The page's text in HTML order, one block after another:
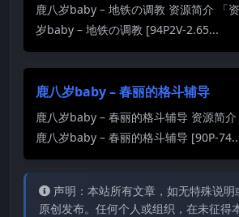
鹿八岁baby – 地铁の调教 资源简介 「
岁baby – 地铁の调教 [94P2V-2.65...
鹿八岁baby – 春丽的格斗辅导
鹿八岁baby – 春丽的格斗辅导 资源简介
鹿八岁baby – 春丽的格斗辅导 [90P-
声明：本站所有文章，如无特殊说
原创发布。任何个人或组织，在未征得